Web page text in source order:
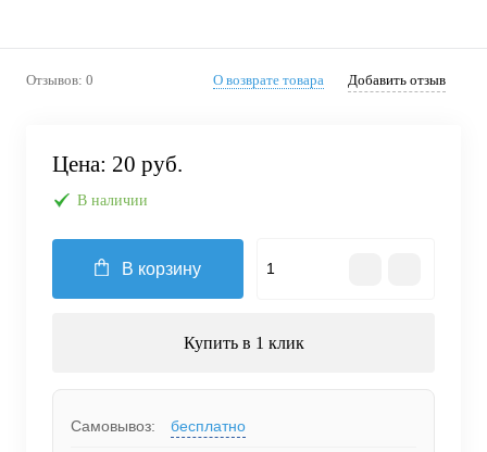
Отзывов: 0 О возврате товара Добавить отзыв
Цена: 20 руб.
В наличии
В корзину
Купить в 1 клик
Самовывоз: бесплатно